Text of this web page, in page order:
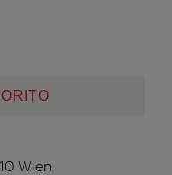
Wien